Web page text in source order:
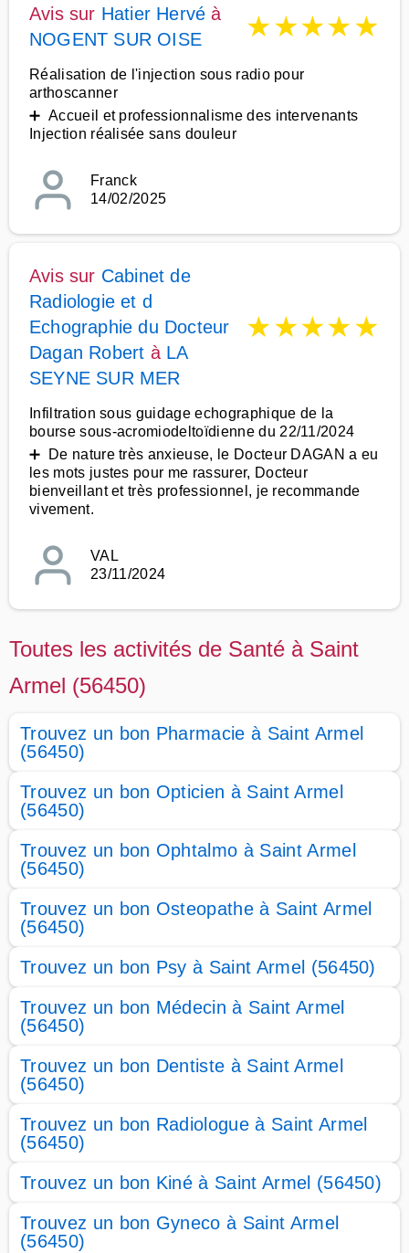
Avis sur Hatier Hervé à
NOGENT SUR OISE
★★★★★
Réalisation de l'injection sous radio pour
arthoscanner
➕ Accueil et professionnalisme des intervenants
Injection réalisée sans douleur
Franck
14/02/2025
Avis sur Cabinet de
Radiologie et d
Echographie du Docteur
Dagan Robert à LA
SEYNE SUR MER
★★★★★
Infiltration sous guidage echographique de la
bourse sous-acromiodeltoïdienne du 22/11/2024
➕ De nature très anxieuse, le Docteur DAGAN a eu
les mots justes pour me rassurer, Docteur
bienveillant et très professionnel, je recommande
vivement.
VAL
23/11/2024
Toutes les activités de Santé à Saint
Armel (56450)
Trouvez un bon Pharmacie à Saint Armel
(56450)
Trouvez un bon Opticien à Saint Armel
(56450)
Trouvez un bon Ophtalmo à Saint Armel
(56450)
Trouvez un bon Osteopathe à Saint Armel
(56450)
Trouvez un bon Psy à Saint Armel (56450)
Trouvez un bon Médecin à Saint Armel
(56450)
Trouvez un bon Dentiste à Saint Armel
(56450)
Trouvez un bon Radiologue à Saint Armel
(56450)
Trouvez un bon Kiné à Saint Armel (56450)
Trouvez un bon Gyneco à Saint Armel
(56450)